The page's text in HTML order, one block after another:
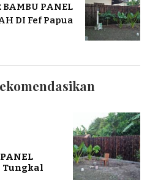
BAMBU PANEL
DI Fef Papua
Tungkal